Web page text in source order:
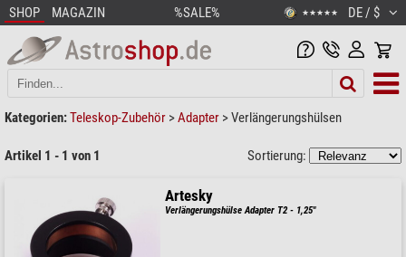
SHOP MAGAZIN %SALE% ★★★★★ DE / $
Kategorien:Teleskop-Zubehör >Adapter >Verlängerungshülsen
Artikel 1 - 1 von 1 Sortierung:
Artesky
Verlängerungshülse Adapter T2 - 1,25"